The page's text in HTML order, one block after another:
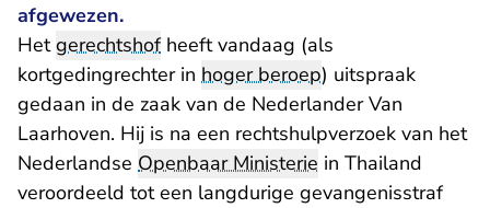
afgewezen.
Hetgerechtshofheeft vandaag (als
kortgedingrechter in hoger beroep) uitspraak
gedaan in de zaak van de Nederlander Van
Laarhoven. Hij is na een rechtshulpverzoek van het
Nederlandse Openbaar Ministerie in Thailand
veroordeeld tot een langdurige gevangenisstraf